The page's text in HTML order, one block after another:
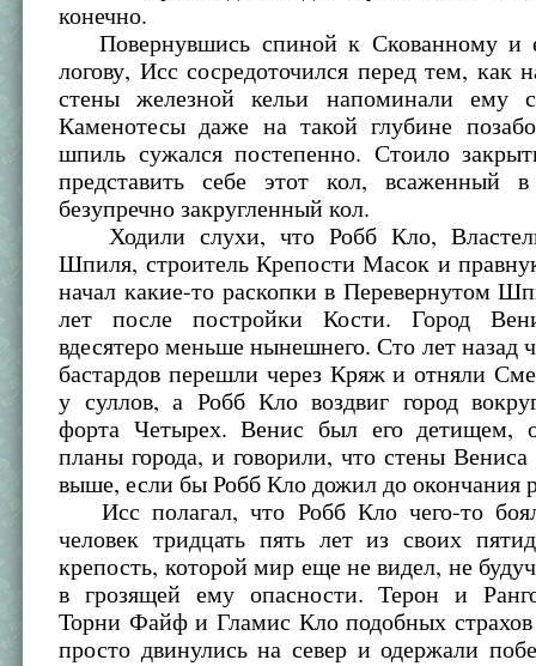
конечно.
Повернувшись спиной к Скованному и
логову, Исс сосредоточился перед тем, как
стены железной кельи напоминали ему
Каменотесы даже на такой глубине
шпиль сужался постепенно. Стоило
представить себе этот кол, всаженный
безупречно закругленный кол.
Ходили слухи, что Робб Кло,
Шпиля, строитель Крепости Масок и
начал какие-то раскопки в Перевернутом
лет после постройки Кости. Город
вдесятеро меньше нынешнего. Сто лет назад
бастардов перешли через Кряж и отняли
у суллов, а Робб Кло воздвиг город
форта Четырех. Венис был его детищем,
планы города, и говорили, что стены
выше, если бы Робб Кло дожил до окончания
Исс полагал, что Робб Кло чего-то
человек тридцать пять лет из своих
крепость, которой мир еще не видел, не
в грозящей ему опасности. Терон и
Торни Файф и Гламис Кло подобных
просто двинулись на север и одержали